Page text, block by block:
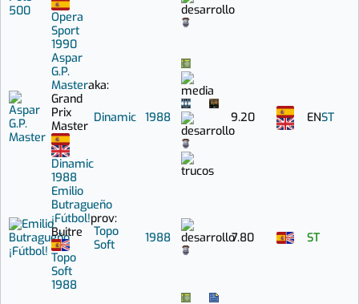
Opera
Sport
1990
Aspar
G.P.
Masteraka:
Grand
Prix
Master
Dinamic
1988
Dinamic 1988 9.20 ENST
Emilio
Butragueño
¡Fútbol!prov:
Buitre
Topo
Soft
1988
Topo
Soft
1988 7.80 ST